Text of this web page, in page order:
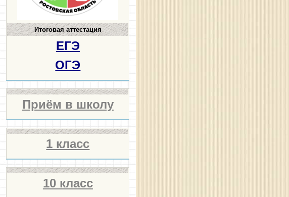
Итоговая аттестация
ЕГЭ
ОГЭ
Приём в школу
1 класс
10 класс